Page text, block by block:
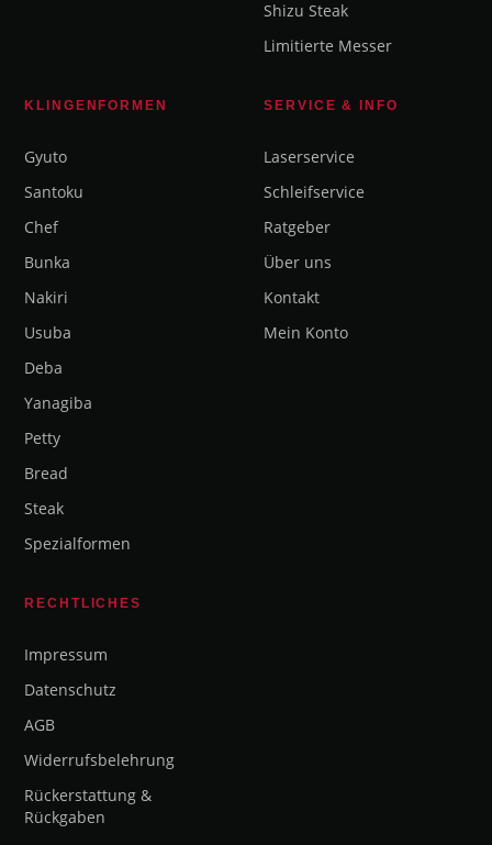
Shizu Steak
Limitierte Messer
KLINGENFORMEN
Gyuto
Santoku
Chef
Bunka
Nakiri
Usuba
Deba
Yanagiba
Petty
Bread
Steak
Spezialformen
SERVICE & INFO
Laserservice
Schleifservice
Ratgeber
Über uns
Kontakt
Mein Konto
RECHTLICHES
Impressum
Datenschutz
AGB
Widerrufsbelehrung
Rückerstattung &
Rückgaben